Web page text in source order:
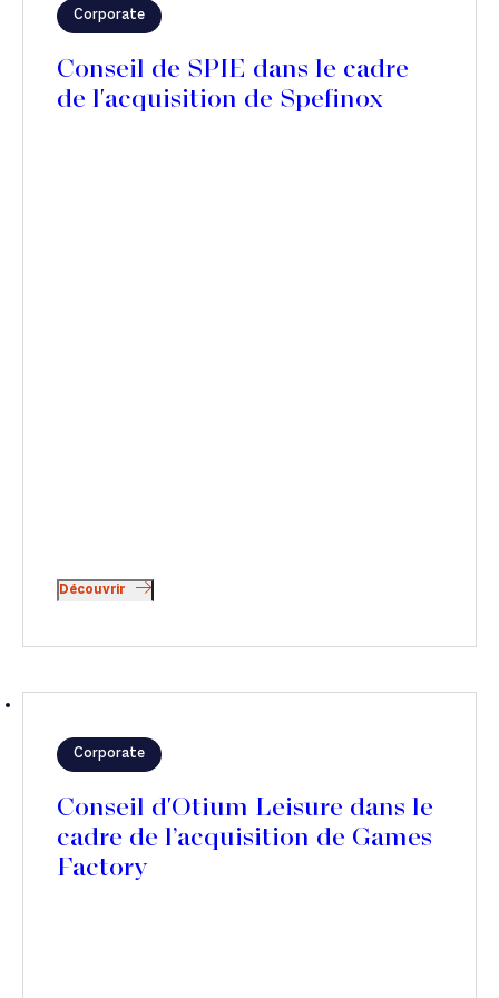
Corporate
Conseil de SPIE dans le cadre
de l'acquisition de Spefinox
Découvrir
Corporate
Conseil d'Otium Leisure dans le
cadre de l’acquisition de Games
Factory